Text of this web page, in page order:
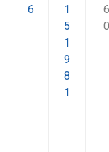
6
0
1
5
1
9
8
1
6